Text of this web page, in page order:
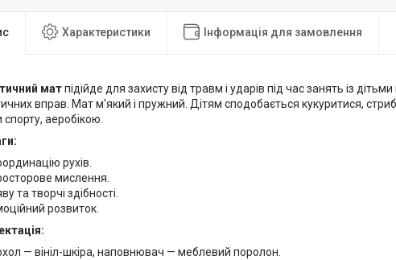
Характеристики Інформація для замовлення
матпідійде для захисту від травм і ударів під час занять із
вправ. Мат м'який і пружний. Дітям сподобається кукуритися,
аеробікою.
рухів.
мислення.
та творчі здібності.
розвиток.
— вініл-шкіра, наповнювач — меблевий поролон.